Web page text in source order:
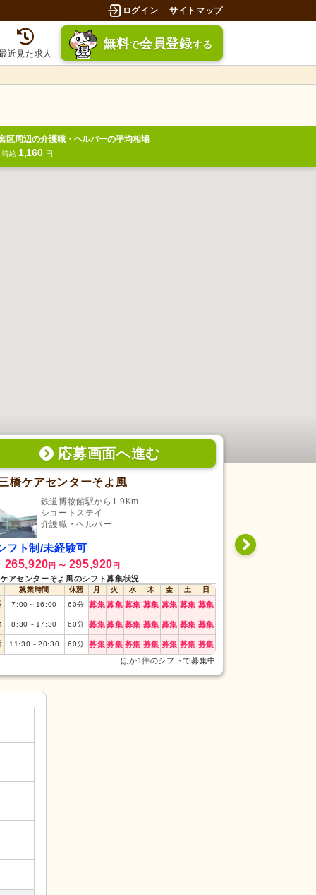
ログイン サイトマップ
近見た求人
無料で会員登録する
区周辺の介護職・ヘルパーの平均相場
時給 1,160 円
応募画面へ進む
橋ケアセンターそよ風
鉄道博物館駅から1.9Km
ショートステイ
介護職・ヘルパー
フト制/未経験可
265,920 円 〜 295,920 円
アセンターそよ風のシフト募集状況
就業時間 休憩 月 火 水 木 金 土
日
7:00 ～ 16:00 60分 募集募集 募集 募集 募集 募集 募集
8:30 ～ 17:30 60分 募集募集 募集 募集 募集 募集 募集
11:30～ 20:30 60分 募集募集 募集 募集 募集 募集 募集
ほか1件のシフトで募集中
シフト制/未